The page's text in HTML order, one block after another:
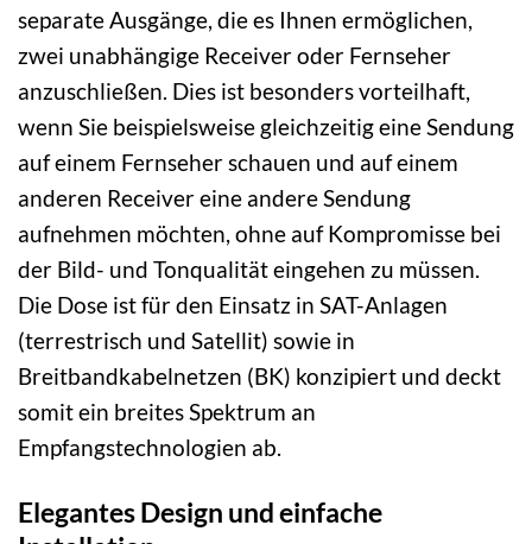
separate Ausgänge, die es Ihnen ermöglichen,
zwei unabhängige Receiver oder Fernseher
anzuschließen. Dies ist besonders vorteilhaft,
wenn Sie beispielsweise gleichzeitig eine Sendung
auf einem Fernseher schauen und auf einem
anderen Receiver eine andere Sendung
aufnehmen möchten, ohne auf Kompromisse bei
der Bild- und Tonqualität eingehen zu müssen.
Die Dose ist für den Einsatz in SAT-Anlagen
(terrestrisch und Satellit) sowie in
Breitbandkabelnetzen (BK) konzipiert und deckt
somit ein breites Spektrum an
Empfangstechnologien ab.
Elegantes Design und einfache